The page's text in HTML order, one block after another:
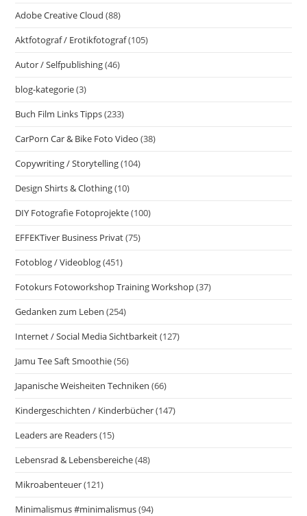
Verbesserung
Alltag.
Adobe Creative Cloud (88)
Aktfotograf / Erotikfotograf(105)
Autor / Selfpublishing(46)
blog-kategorie(3)
Buch Film Links Tipps(233)
CarPorn Car & Bike Foto Video (38)
Copywriting / Storytelling(104)
Design Shirts & Clothing(10)
DIY Fotografie Fotoprojekte(100)
EFFEKTiver Business Privat(75)
Fotoblog / Videoblog(451)
Fotokurs Fotoworkshop Training Workshop(37)
Gedanken zum Leben (254)
Internet / Social Media Sichtbarkeit(127)
Jamu Tee Saft Smoothie(56)
Japanische Weisheiten Techniken (66)
Kindergeschichten / Kinderbücher(147)
Leaders are Readers(15)
Lebensrad & Lebensbereiche(48)
Mikroabenteuer(121)
Minimalismus #minimalismus(94)